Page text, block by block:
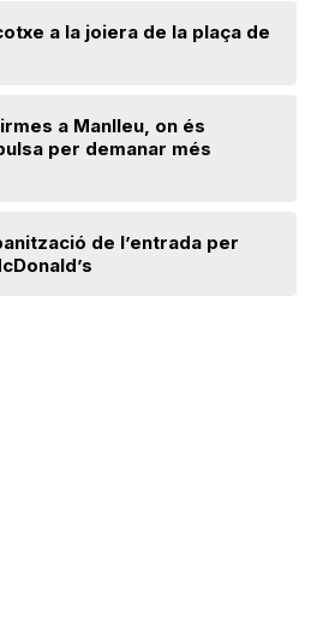
a la joiera de la plaça de
a Manlleu, on és
per demanar més
de l’entrada per